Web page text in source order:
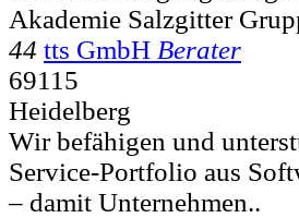
Akademie Salzgitter
44 tts GmbH Berater
69115
Heidelberg
Wir befähigen und
Service-Portfolio aus
– damit Unternehmen..